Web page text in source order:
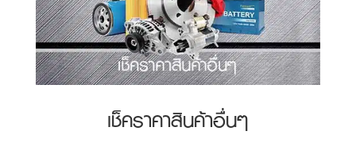
เช็คราคาสินค้าอื่นๆ